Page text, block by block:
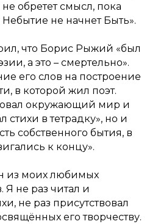
обретет смысл, пока
не начнет Быть».
что Борис Рыжий «был
а это – смертельно».
его слов на построение
в которой жил поэт.
окружающий мир и
стихи в тетрадку», но и
собственного бытия, в
к концу».
из моих любимых
Я не раз читал и
не раз присутствовал
его творчеству.